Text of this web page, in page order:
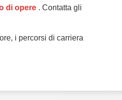
di opere . Contatta gli
i percorsi di carriera